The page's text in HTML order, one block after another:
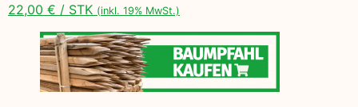
22,00 € / STK (inkl. 19% MwSt.)